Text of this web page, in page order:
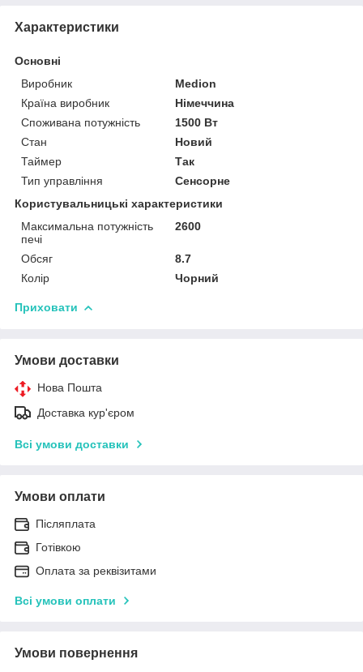
Характеристики
Основні
Виробник
Medion
Країна виробник
Німеччина
Споживана потужність
1500 Вт
Стан
Новий
Таймер
Так
Тип управління
Сенсорне
Користувальницькі характеристики
Максимальна потужність
печі
2600
Обсяг
8.7
Колір
Чорний
Приховати
Умови доставки
Нова Пошта
Доставка кур'єром
Всі умови доставки
Умови оплати
Післяплата
Готівкою
Оплата за реквізитами
Всі умови оплати
Умови повернення